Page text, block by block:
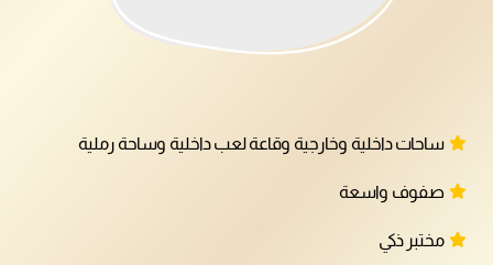
ساحات داخلية وخارجية وقاعة لعب داخلية وساحة رملية
صفوف واسعة
مختبر ذكي